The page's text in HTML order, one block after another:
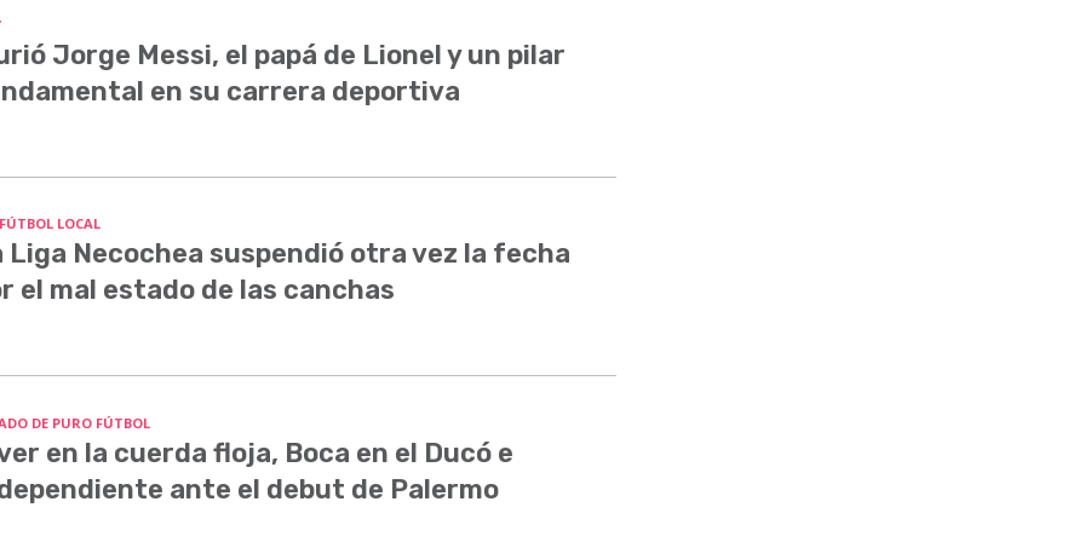
Jorge Messi, el papá de Lionel y un pilar
en su carrera deportiva
LOCAL
Liga Necochea suspendió otra vez la fecha
el mal estado de las canchas
DE PURO FÚTBOL
en la cuerda floja, Boca en el Ducó e
ante el debut de Palermo